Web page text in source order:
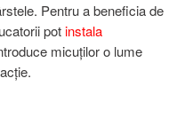
Pentru a beneficia de
potinstala
micuților o lume